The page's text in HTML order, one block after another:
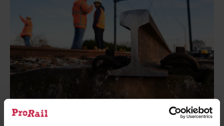
In maart en april komen al drie treinladingen